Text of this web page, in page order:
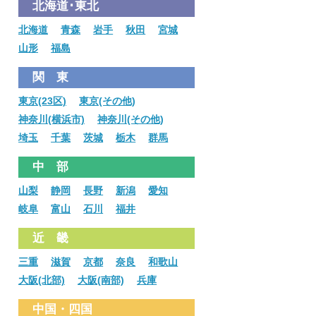
北海道･東北
北海道 青森 岩手 秋田
宮城
山形
福島
関 東
東京(23区)
東京(その他)
神奈川(横浜市)
神奈川(その他)
埼玉
千葉 茨城 栃木 群馬
中 部
山梨 静岡 長野 新潟
愛知
岐阜
富山 石川 福井
近 畿
三重 滋賀 京都 奈良
和歌山
大阪(北部)
大阪(南部) 兵庫
中国・四国